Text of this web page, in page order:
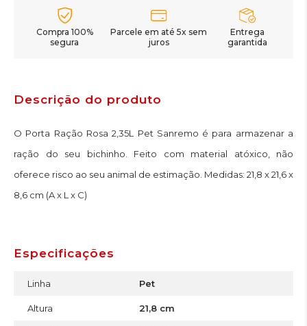
Compra 100%
segura
Parcele em até 5x sem
juros
Entrega
garantida
Descrição do produto
O Porta Ração Rosa 2,35L Pet Sanremo é para armazenar a
ração do seu bichinho. Feito com material atóxico, não
oferece risco ao seu animal de estimação. Medidas: 21,8 x 21,6 x
8,6 cm (A x L x C)
Especificações
Linha Pet
Altura 21,8 cm